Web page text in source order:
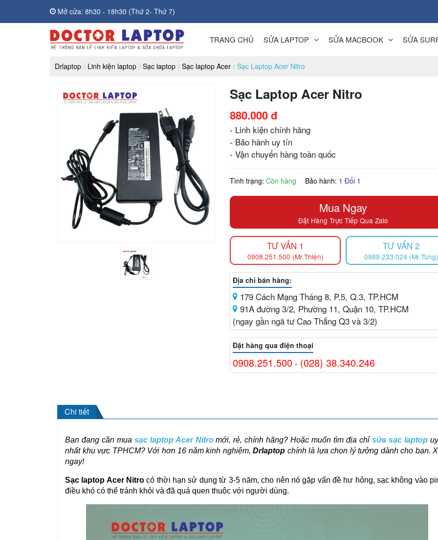
Mở cửa: 8h30 - 18h30 (Thứ 2- Thứ 7)
TRANG CHỦ SỬA LAPTOP SỬA MACBOOK SỬA
Drlaptop Linh kiện laptop Sạc laptop Sạc laptop Acer Sạc Laptop Acer Nitro
Sạc Laptop Acer Nitro
880.000 đ
- Linh kiện chính hãng
- Bảo hành uy tín
- Vận chuyển hàng toàn quốc
Tình trạng:Còn hàng Bảo hành: 1 Đổi 1
Mua Ngay
Đặt Hàng Trực Tiếp Qua Zalo
TƯ VẤN 1
0908.251.500 (Mr.Thiện)
TƯ VẤN 2
0989.233.024 (Mr.Tùng)
Địa chỉ bán hàng:
179 Cách Mạng Tháng 8, P.5, Q.3, TP.HCM
91A đường 3/2, Phường 11, Quận 10, TP.HCM
(ngay gần ngã tư Cao Thắng Q3 và 3/2)
Đặt hàng qua điện thoại
0908.251.500 - (028) 38.340.246
Chi tiết
Bạn đang cần mua sạc laptop Acer Nitro mới, rẻ, chính hãng? Hoặc muốn tìm địa chỉ sửa sạc laptop
nhất khu vực TPHCM? Với hơn 16 năm kinh nghiệm, Drlaptop chính là lựa chọn lý tưởng dành cho bạn.
ngay!
Sạc laptop Acer Nitro có thời hạn sử dụng từ 3-5 năm, cho nên nó gặp vấn đề hư hỏng, sạc không vào
điều khó có thể tránh khỏi và đã quá quen thuộc với người dùng.